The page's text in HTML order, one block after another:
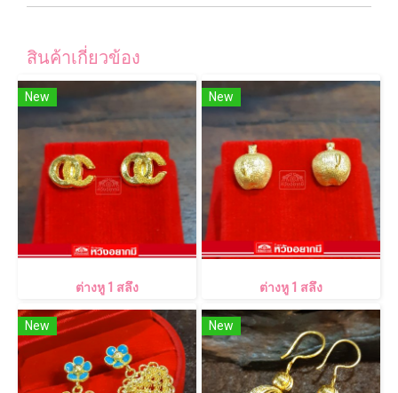
สินค้าเกี่ยวข้อง
New
ต่างหู 1 สลึง
New
ต่างหู 1 สลึง
New New